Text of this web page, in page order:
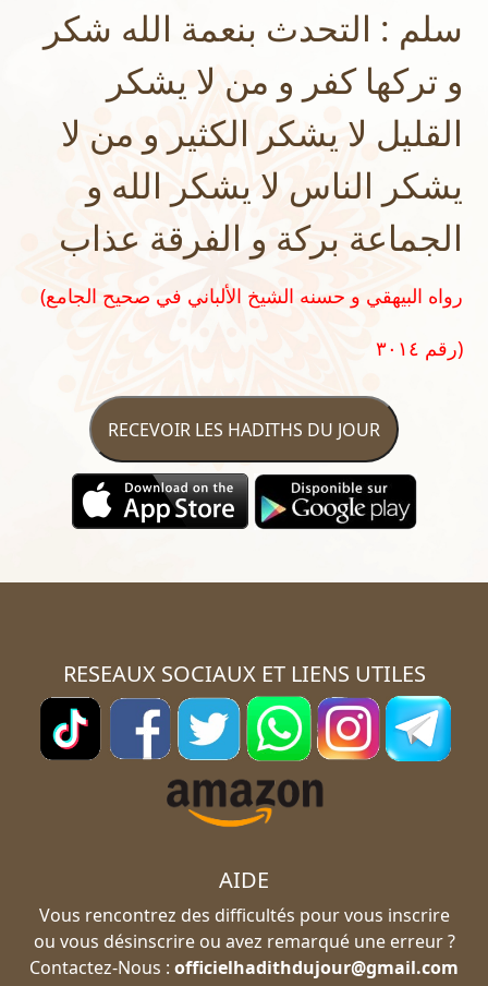
سلم : التحدث بنعمة الله شكر
و تركها كفر و من لا يشكر
القليل لا يشكر الكثير و من لا
يشكر الناس لا يشكر الله و
الجماعة بركة و الفرقة عذاب
(رواه البيهقي و حسنه الشيخ الألباني في صحيح الجامع
رقم ٣٠١٤)
RECEVOIR LES HADITHS DU JOUR
RESEAUX SOCIAUX ET LIENS UTILES
AIDE
Vous rencontrez des difficultés pour vous inscrire
ou vous désinscrire ou avez remarqué une erreur ?
Contactez-Nous : officielhadithdujour@gmail.com